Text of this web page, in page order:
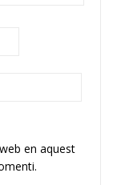
en aquest